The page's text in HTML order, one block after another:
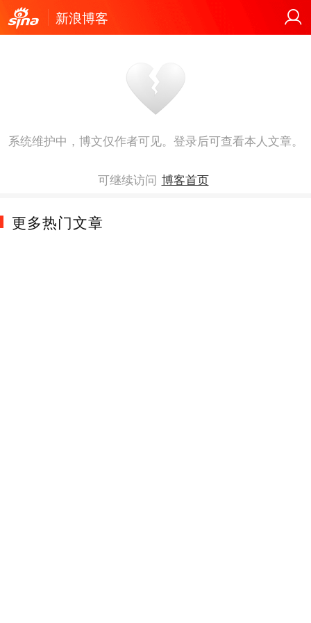
新浪博客
系统维护中，博文仅作者可见。登录后可查看本人文章。
可继续访问 博客首页
更多热门文章